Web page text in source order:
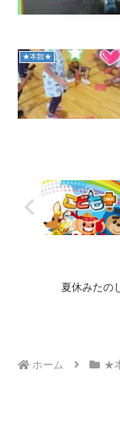
★本館★
夏休みた
ホーム ★